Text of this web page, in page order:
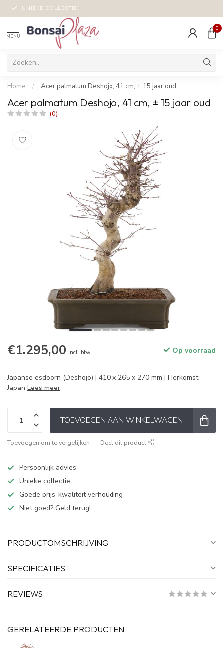
UNIEKE COLLECTIE
MENU
0
Home / Acer palmatum Deshojo, 41 cm, ± 15 jaar oud
Acer palmatum Deshojo, 41 cm, ± 15 jaar oud
(0)
€1.295,00 Incl. btw Op voorraad
Japanse esdoorn (Deshojo) | 410 x 265 x 270 mm | Herkomst:
Japan Lees meer.
TOEVOEGEN AAN WINKELWAGEN
Toevoegen om te vergelijken Deel dit product
Persoonlijk advies
Unieke collectie
Goede prijs-kwaliteit verhouding
Niet goed? Geld terug!
PRODUCTOMSCHRIJVING
SPECIFICATIES
REVIEWS
GERELATEERDE PRODUCTEN